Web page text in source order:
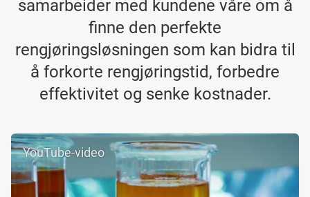
samarbeider med kundene våre om å
finne den perfekte
rengjøringsløsningen som kan bidra til
å forkorte rengjøringstid, forbedre
effektivitet og senke kostnader.
YouTube-video